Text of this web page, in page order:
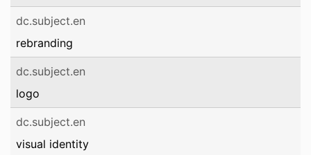
dc.subject.en
rebranding
dc.subject.en
logo
dc.subject.en
visual identity